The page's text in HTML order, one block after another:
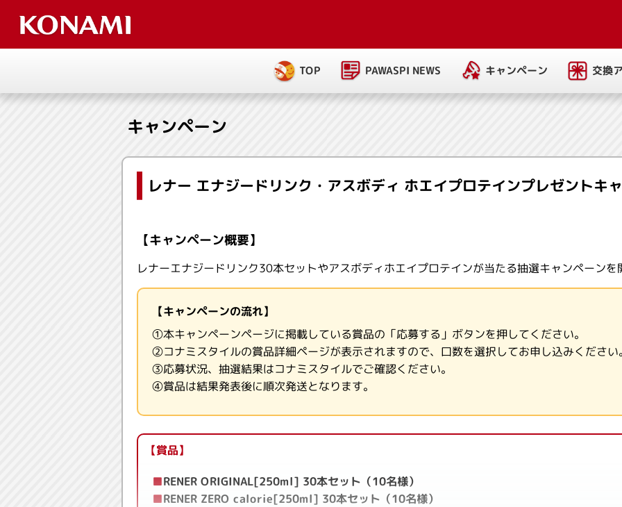
TOP PAWASPI NEWS キャンペーン 交換
キャンペーン
レナー エナジードリンク・アスボディ ホエイプロテインプレゼントキ
【キャンペーン概要】
レナーエナジードリンク30本セットやアスボディホエイプロテインが当たる抽選キャンペーンを
【キャンペーンの流れ】
①本キャンペーンページに掲載している賞品の「応募する」ボタンを押してください。
②コナミスタイルの賞品詳細ページが表示されますので、口数を選択してお申し込みください
③応募状況、抽選結果はコナミスタイルでご確認ください。
④賞品は結果発表後に順次発送となります。
【賞品】
■RENER ORIGINAL[250ml] 30本セット（10名様）
■RENER ZERO calorie[250ml] 30本セット（10名様）